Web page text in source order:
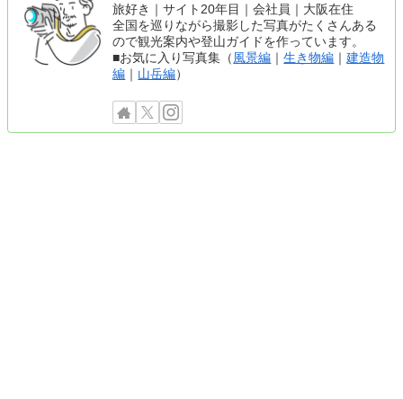
旅好き｜サイト20年目｜会社員｜大阪在住
全国を巡りながら撮影した写真がたくさんある
ので観光案内や登山ガイドを作っています。
■お気に入り写真集（ 風景編 ｜生き物編 ｜建造物
編 ｜ 山岳編）